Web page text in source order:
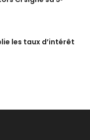
les taux d’intérêt